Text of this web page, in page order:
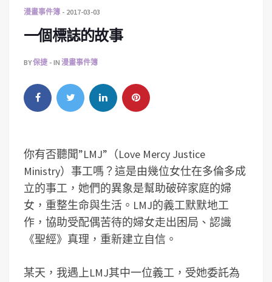
漫畫事件簿 2017-03-03
一個標誌的故事
BY保捷 IN 漫畫事件簿
你有否聽聞”LMJ”（Love Mercy Justice
Ministry）事工嗎？這是由幾位女仕在多倫多成
立的事工，她們的異象是幫助破碎家庭的婦
女，重整生命與生活。LMJ的義工默默地工
作，協助受配偶苦待的婦女走出困局、認識
《聖經》真理，重新建立自信。
某天，我遇上LMJ其中一位義工，受她委託為